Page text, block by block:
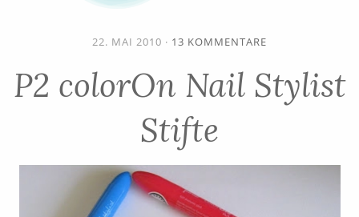
22. MAI 2010 · 13 KOMMENTARE
P2 colorOn Nail Stylist
Stifte